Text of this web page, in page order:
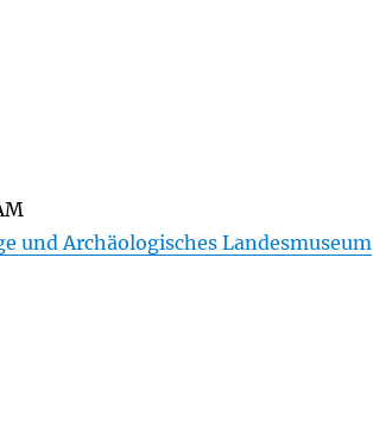
und Archäologisches Landesmuseum